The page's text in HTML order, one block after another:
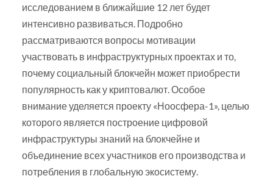
исследованием в ближайшие 12 лет будет
интенсивно развиваться. Подробно
рассматриваются вопросы мотивации
участвовать в инфраструктурных проектах и то,
почему социальный блокчейн может приобрести
популярность как у криптовалют. Особое
внимание уделяется проекту «Ноосфера-1», целью
которого является построение цифровой
инфраструктуры знаний на блокчейне и
объединение всех участников его производства и
потребления в глобальную экосистему.